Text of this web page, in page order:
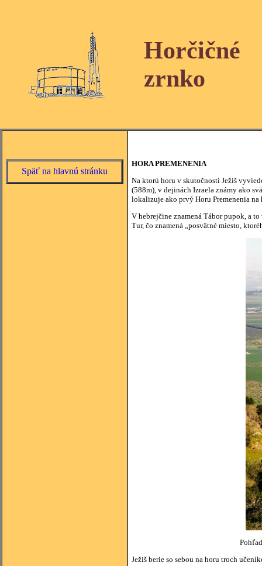
Horčičné
zrnko
Späť na hlavnú stránku
HORA PREMENENIA
Na ktorú horu v skutočnosti Ježiš
(588m), v dejinách Izraela známy ako
lokalizuje ako prvý Horu Premenenia na
V hebrejčine znamená Tábor pupok, a
Tur, čo znamená „posvätné miesto,
Ježiš berie so sebou na horu troch